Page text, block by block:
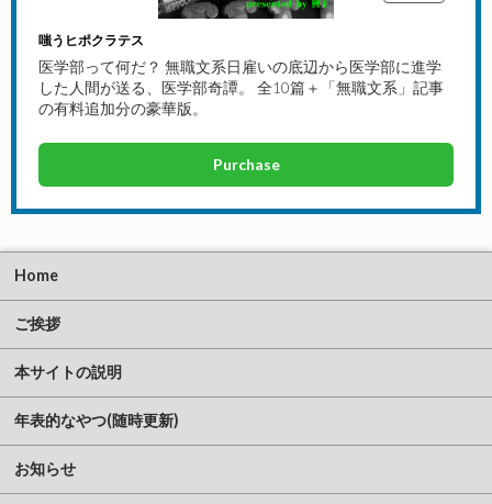
嗤うヒポクラテス
医学部って何だ？ 無職文系日雇いの底辺から医学部に進学
した人間が送る、医学部奇譚。 全10篇＋「無職文系」記事
の有料追加分の豪華版。
Purchase
Home
ご挨拶
本サイトの説明
年表的なやつ(随時更新)
お知らせ